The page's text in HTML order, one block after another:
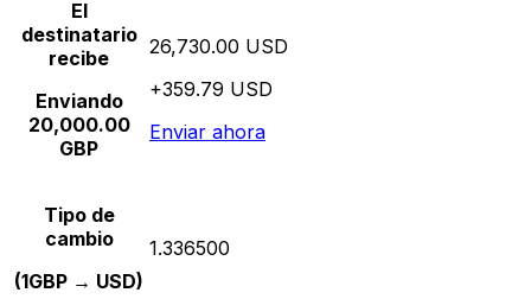
El
destinatario
recibe
Enviando
20,000.00
GBP
26,730.00 USD
+359.79 USD
Enviar ahora
Tipo de
cambio
(1GBP → USD)
1.336500